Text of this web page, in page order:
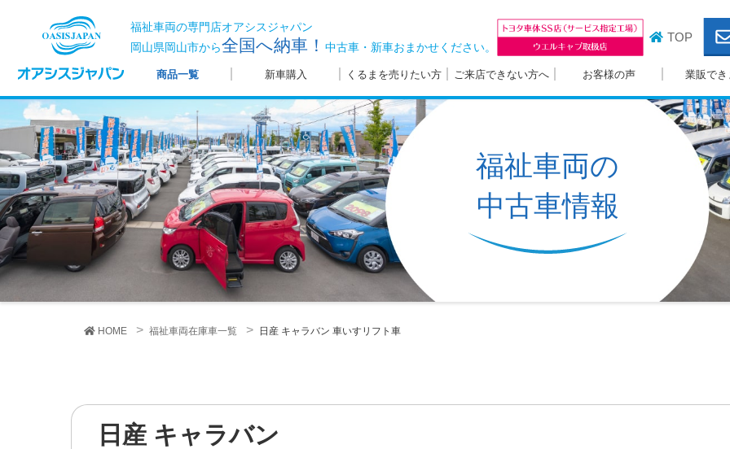
福祉車両の専門店オアシスジャパン
岡山県岡山市から全国へ納車！中古車・新車おまかせください。
TOP
商品一覧 新車購入 くるまを売りたい方 ご来店できない方へ お客様の声 業販でき
福祉車両の
中古車情報
HOME 福祉車両在庫車一覧 日産 キャラバン 車いすリフト車
日産 キャラバン